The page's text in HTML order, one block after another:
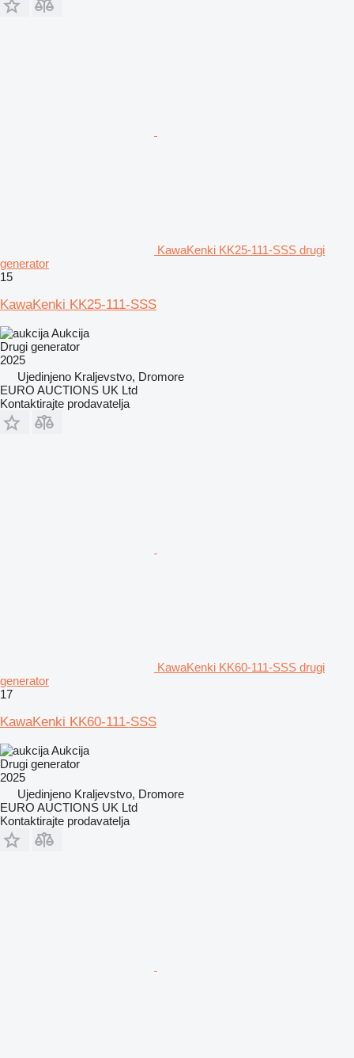
KawaKenki KK25-111-SSS drugi
generator
15
KawaKenki KK25-111-SSS
Aukcija
Drugi generator
2025
Ujedinjeno Kraljevstvo, Dromore
EURO AUCTIONS UK Ltd
Kontaktirajte prodavatelja
KawaKenki KK60-111-SSS drugi
generator
17
KawaKenki KK60-111-SSS
Aukcija
Drugi generator
2025
Ujedinjeno Kraljevstvo, Dromore
EURO AUCTIONS UK Ltd
Kontaktirajte prodavatelja